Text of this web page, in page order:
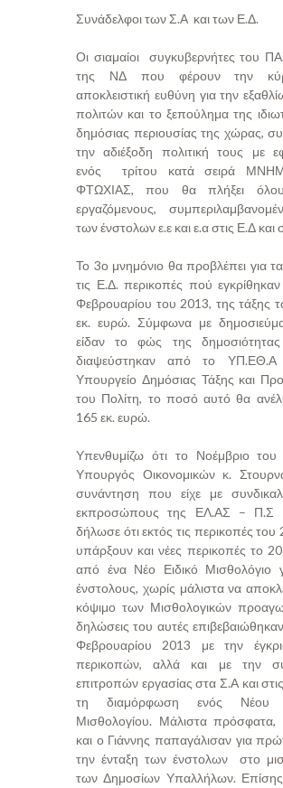
Συνάδελφοι των Σ.Α και των Ε.Δ.
Οι σιαμαίοι συγκυβερνήτες του
της ΝΔ που φέρουν την
αποκλειστική ευθύνη για την
πολιτών και το ξεπούλημα της
δημόσιας περιουσίας της χώρας,
την αδιέξοδη πολιτική τους με
ενός τρίτου κατά σειρά
ΦΤΩΧΙΑΣ, που θα πλήξει
εργαζόμενους,
των ένστολων ε.ε και ε.α στις Ε.Δ και
Το 3ο μνημόνιο θα προβλέπει για
τις Ε.Δ. περικοπές πού
Φεβρουαρίου του 2013, της τάξης
εκ. ευρώ. Σύμφωνα με
είδαν το φώς της
διαψεύστηκαν από το ΥΠ.ΕΘ.Α
Υπουργείο Δημόσιας Τάξης και
του Πολίτη, το ποσό αυτό θα
165 εκ. ευρώ.
Υπενθυμίζω ότι το Νοέμβριο
Υπουργός Οικονομικών κ.
συνάντηση που είχε με
εκπροσώπους της ΕΛ.ΑΣ – Π.Σ
δήλωσε ότι εκτός τις περικοπές
υπάρξουν και νέες περικοπές το
από ένα Νέο Ειδικό Μισθολόγιο
ένστολους, χωρίς μάλιστα να
κόψιμο των Μισθολογικών
δηλώσεις του αυτές
Φεβρουαρίου 2013 με την
περικοπών, αλλά και με την
επιτροπών εργασίας στα Σ.Α και
τη διαμόρφωση ενός Νέου
Μισθολογίου. Μάλιστα πρόσφατα,
και ο Γιάννης παπαγάλισαν για
την ένταξη των ένστολων στο
των Δημοσίων Υπαλλήλων.